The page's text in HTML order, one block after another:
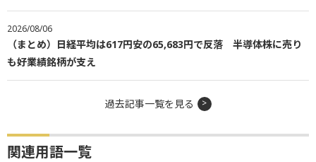
2026/08/06
（まとめ）日経平均は617円安の65,683円で反落 半導体株に売り
も好業績銘柄が支え
過去記事一覧を見る
関連用語一覧